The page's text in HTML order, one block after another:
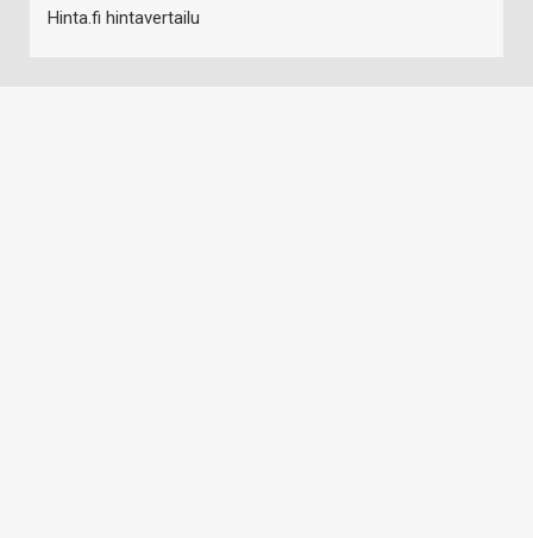
Hinta.fi hintavertailu